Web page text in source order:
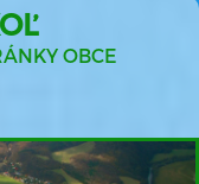
OBCE